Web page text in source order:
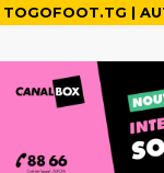
TOGOFOOT.TG |